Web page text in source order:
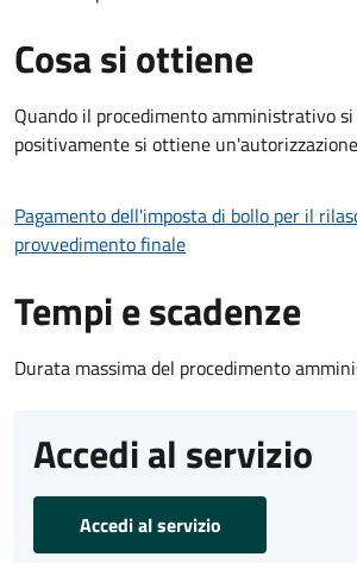
Cosa si ottiene
Quando il procedimento amministrativo
positivamente si ottiene
Pagamento dell'imposta di bollo per il
provvedimento finale
Tempi e scadenze
Durata massima del procedimento
Accedi al servizio
Accedi al servizio